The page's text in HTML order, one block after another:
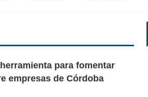
para fomentar
empresas de Córdoba